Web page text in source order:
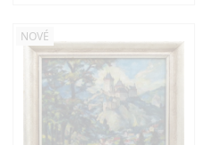
NOVÉ